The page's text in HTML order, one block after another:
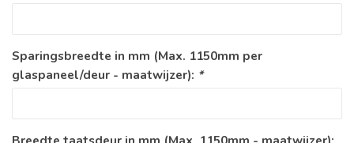
Sparingsbreedte in mm (Max. 1150mm per
glaspaneel/deur - maatwijzer): *